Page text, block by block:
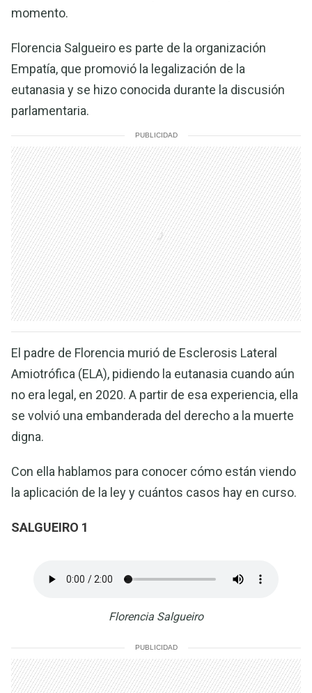
momento.
Florencia Salgueiro es parte de la organización
Empatía, que promovió la legalización de la
eutanasia y se hizo conocida durante la discusión
parlamentaria.
PUBLICIDAD
El padre de Florencia murió de Esclerosis Lateral
Amiotrófica (ELA), pidiendo la eutanasia cuando aún
no era legal, en 2020. A partir de esa experiencia, ella
se volvió una embanderada del derecho a la muerte
digna.
Con ella hablamos para conocer cómo están viendo
la aplicación de la ley y cuántos casos hay en curso.
SALGUEIRO 1
Florencia Salgueiro
PUBLICIDAD